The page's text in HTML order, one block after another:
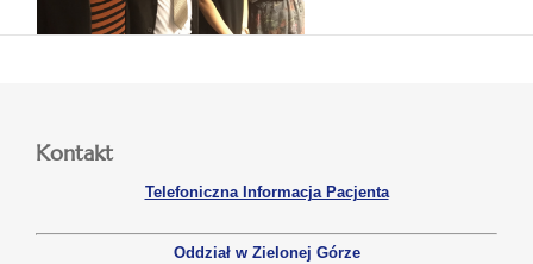
Kontakt
Telefoniczna Informacja Pacjenta
Oddział w Zielonej Górze